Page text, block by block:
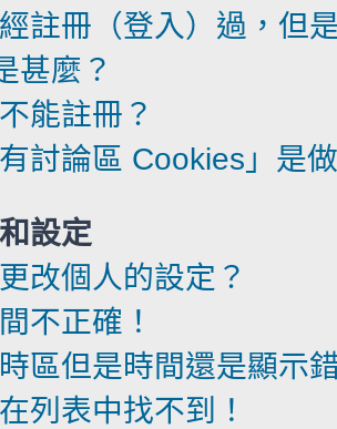
註冊（登入）過，但
甚麼？
能註冊？
有討論區 Cookies」是
設定
改個人的設定？
不正確！
區但是時間還是顯示
列表中找不到！